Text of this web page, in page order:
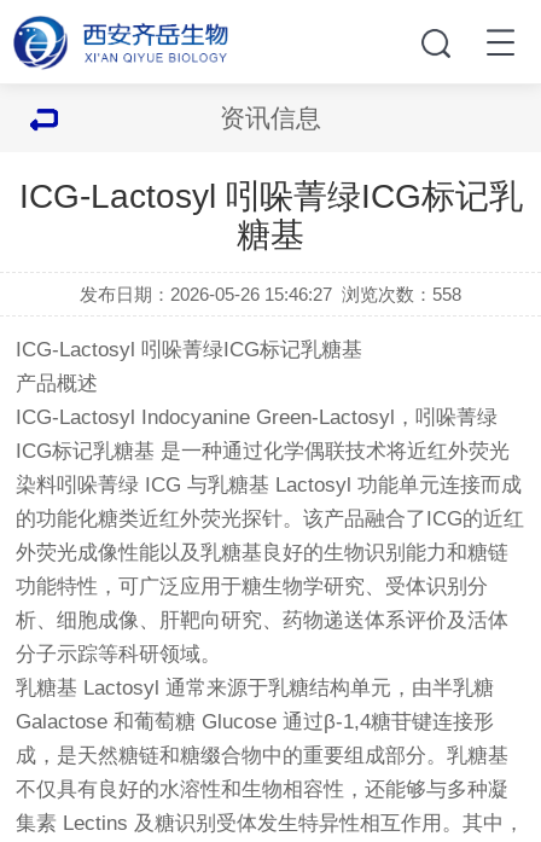
资讯信息
ICG-Lactosyl 吲哚菁绿ICG标记乳
糖基
发布日期：2026-05-26 15:46:27 浏览次数： 558
ICG-Lactosyl 吲哚菁绿ICG标记乳糖基
产品概述
ICG-Lactosyl Indocyanine Green-Lactosyl，吲哚菁绿
ICG标记乳糖基 是一种通过化学偶联技术将近红外荧光
染料吲哚菁绿 ICG 与乳糖基 Lactosyl 功能单元连接而成
的功能化糖类近红外荧光探针。该产品融合了ICG的近红
外荧光成像性能以及乳糖基良好的生物识别能力和糖链
功能特性，可广泛应用于糖生物学研究、受体识别分
析、细胞成像、肝靶向研究、药物递送体系评价及活体
分子示踪等科研领域。
乳糖基 Lactosyl 通常来源于乳糖结构单元，由半乳糖
Galactose 和葡萄糖 Glucose 通过β-1,4糖苷键连接形
成，是天然糖链和糖缀合物中的重要组成部分。乳糖基
不仅具有良好的水溶性和生物相容性，还能够与多种凝
集素 Lectins 及糖识别受体发生特异性相互作用。其中，